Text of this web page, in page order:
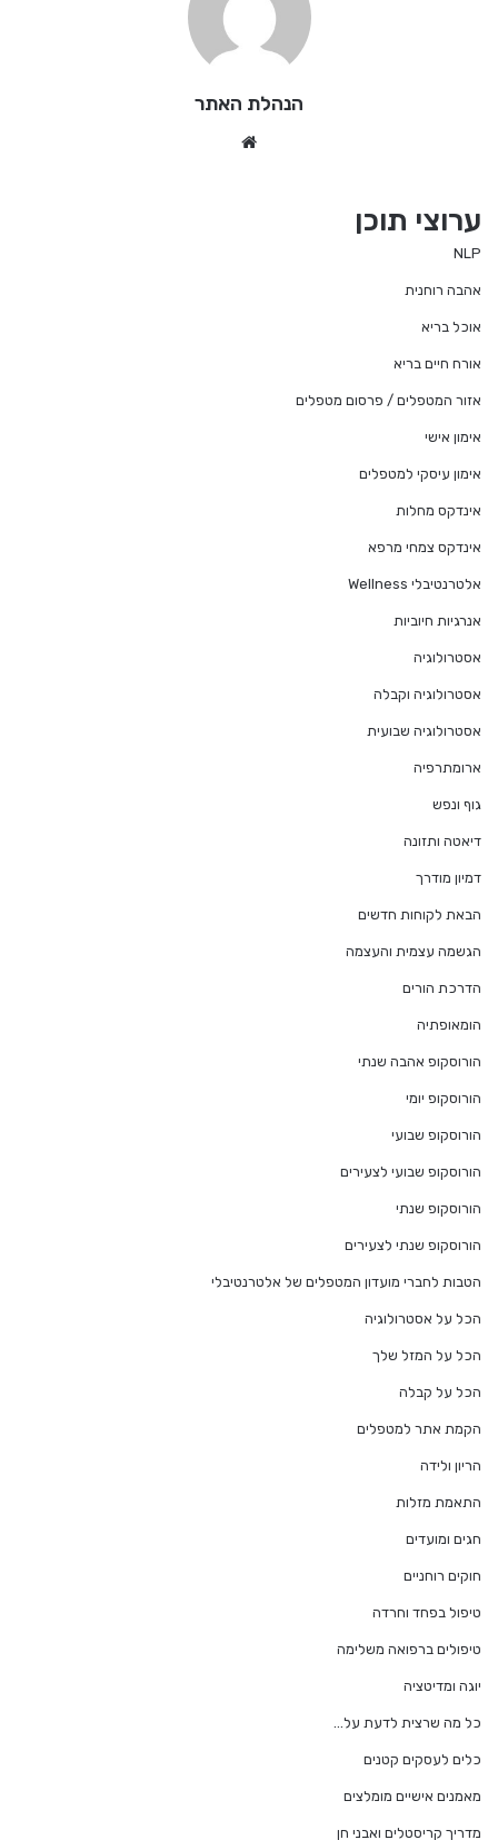
הנהלת האתר
ערוצי תוכן
NLP
אהבה רוחנית
אוכל בריא
אורח חיים בריא
אזור המטפלים / פרסום מטפלים
אימון אישי
אימון עיסקי למטפלים
אינדקס מחלות
אינדקס צמחי מרפא
אלטרנטיבלי Wellness
אנרגיות חיוביות
אסטרולוגיה
אסטרולוגיה וקבלה
אסטרולוגיה שבועית
ארומתרפיה
גוף ונפש
דיאטה ותזונה
דמיון מודרך
הבאת לקוחות חדשים
הגשמה עצמית והעצמה
הדרכת הורים
הומאופתיה
הורוסקופ אהבה שנתי
הורוסקופ יומי
הורוסקופ שבועי
הורוסקופ שבועי לצעירים
הורוסקופ שנתי
הורוסקופ שנתי לצעירים
הטבות לחברי מועדון המטפלים של אלטרנטיבלי
הכל על אסטרולוגיה
הכל על המזל שלך
הכל על קבלה
הקמת אתר למטפלים
הריון ולידה
התאמת מזלות
חגים ומועדים
חוקים רוחניים
טיפול בפחד וחרדה
טיפולים ברפואה משלימה
יוגה ומדיטציה
כל מה שרצית לדעת על…
כלים לעסקים קטנים
מאמנים אישיים מומלצים
מדריך קריסטלים ואבני חן